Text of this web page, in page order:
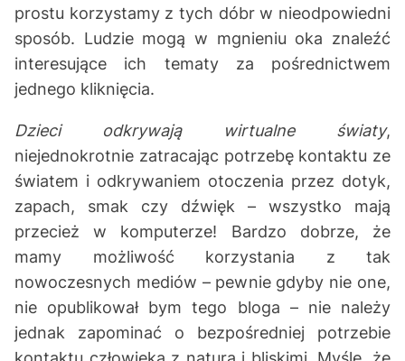
prostu korzystamy z tych dóbr w nieodpowiedni
sposób. Ludzie mogą w mgnieniu oka znaleźć
interesujące ich tematy za pośrednictwem
jednego kliknięcia.
Dzieci odkrywają wirtualne światy,
niejednokrotnie zatracając potrzebę kontaktu ze
światem i odkrywaniem otoczenia przez dotyk,
zapach, smak czy dźwięk – wszystko mają
przecież w komputerze! Bardzo dobrze, że
mamy możliwość korzystania z tak
nowoczesnych mediów – pewnie gdyby nie one,
nie opublikował bym tego bloga – nie należy
jednak zapominać o bezpośredniej potrzebie